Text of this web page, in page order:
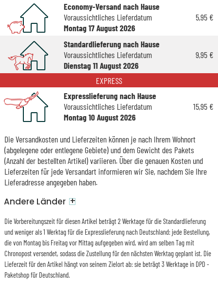
Economy-Versand nach Hause
Voraussichtliches Lieferdatum
Montag 17 August 2026
5,95 €
Standardlieferung nach Hause
Voraussichtliches Lieferdatum
Dienstag 11 August 2026
9,95 €
EXPRESS
Expresslieferung nach Hause
Voraussichtliches Lieferdatum
Montag 10 August 2026
15,95 €
Die Versandkosten und Lieferzeiten können je nach Ihrem Wohnort
(abgelegene oder entlegene Gebiete) und dem Gewicht des Pakets
(Anzahl der bestellten Artikel) variieren. Über die genauen Kosten und
Lieferzeiten für jede Versandart informieren wir Sie, nachdem Sie Ihre
Lieferadresse angegeben haben.
Andere Länder +
Die Vorbereitungszeit für diesen Artikel beträgt 2 Werktage für die Standardlieferung
und weniger als 1 Werktag für die Expresslieferung nach Deutschland: jede Bestellung,
die von Montag bis Freitag vor Mittag aufgegeben wird, wird am selben Tag mit
Chronopost versendet, sodass die Zustellung für den nächsten Werktag geplant ist. Die
Lieferzeit für den Artikel hängt von seinem Zielort ab: sie beträgt 3 Werktage in DPD -
Paketshop für Deutschland.